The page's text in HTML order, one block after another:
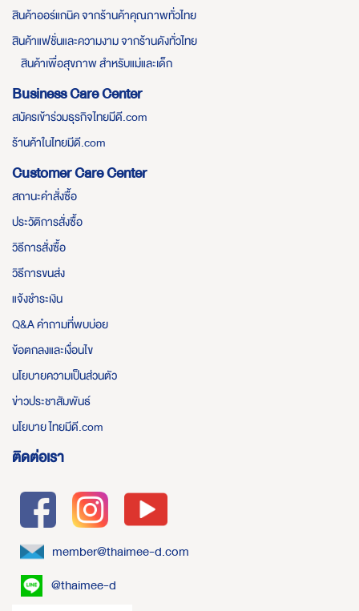
สินค้าออร์แกนิค จากร้านค้าคุณภาพทั่วไทย
สินค้าแฟชั่นและความงาม จากร้านดังทั่วไทย
สินค้าเพื่อสุขภาพ สำหรับแม่และเด็ก
Business Care Center
สมัครเข้าร่วมธุรกิจไทยมีดี.com
ร้านค้าในไทยมีดี.com
Customer Care Center
สถานะคำสั่งซื้อ
ประวัติการสั่งซื้อ
วิธีการสั่งซื้อ
วิธีการขนส่ง
แจ้งชำระเงิน
Q&A คำถามที่พบบ่อย
ข้อตกลงและเงื่อนไข
นโยบายความเป็นส่วนตัว
ข่าวประชาสัมพันธ์
นโยบาย ไทยมีดี.com
ติดต่อเรา
member@thaimee-d.com
@thaimee-d